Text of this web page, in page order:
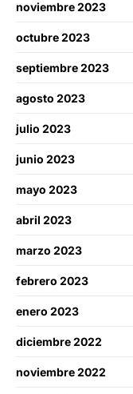
noviembre 2023
octubre 2023
septiembre 2023
agosto 2023
julio 2023
junio 2023
mayo 2023
abril 2023
marzo 2023
febrero 2023
enero 2023
diciembre 2022
noviembre 2022